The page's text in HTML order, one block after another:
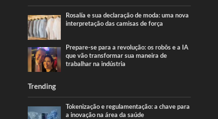
Rosalía e sua declaração de moda: uma nova
interpretação das camisas de força
Prepare-se para a revolução: os robôs e a IA
que vão transformar sua maneira de
trabalhar na indústria
Trending
Tokenização e regulamentação: a chave para
a inovação na área da saúde